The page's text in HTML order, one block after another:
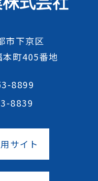
市下京区
町405番地
8899
8839
サイト